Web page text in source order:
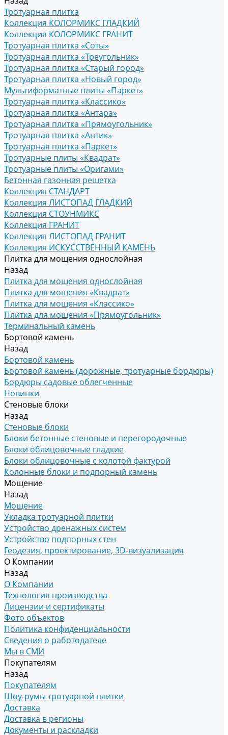
Тротуарная плитка
Коллекция КОЛОРМИКС ГЛАДКИЙ
Коллекция КОЛОРМИКС ГРАНИТ
Тротуарная плитка «Соты»
Тротуарная плитка «Треугольник»
Тротуарная плитка «Старый город»
Тротуарная плитка «Новый город»
Мультиформатные плиты «Паркет»
Тротуарная плитка «Классико»
Тротуарная плитка «Антара»
Тротуарная плитка «Прямоугольник»
Тротуарная плитка «Антик»
Тротуарная плитка «Паркет»
Тротуарные плиты «Квадрат»
Тротуарные плиты «Оригами»
Бетонная газонная решетка
Коллекция СТАНДАРТ
Коллекция ЛИСТОПАД ГЛАДКИЙ
Коллекция СТОУНМИКС
Коллекция ГРАНИТ
Коллекция ЛИСТОПАД ГРАНИТ
Коллекция ИСКУССТВЕННЫЙ КАМЕНЬ
Плитка для мощения однослойная
Назад
Плитка для мощения однослойная
Плитка для мощения «Квадрат»
Плитка для мощения «Классико»
Плитка для мощения «Прямоугольник»
Терминальный камень
Бортовой камень
Назад
Бортовой камень
Бортовой камень (дорожные, тротуарные бордюры)
Бордюры садовые облегченные
Новинки
Стеновые блоки
Назад
Стеновые блоки
Блоки бетонные стеновые и перегородочные
Блоки облицовочные гладкие
Блоки облицовочные с колотой фактурой
Колонные блоки и подпорный камень
Мощение
Назад
Мощение
Укладка тротуарной плитки
Устройство дренажных систем
Устройство подпорных стен
Геодезия, проектирование, 3D-визуализация
О Компании
Назад
О Компании
Технология производства
Лицензии и сертификаты
Фото объектов
Политика конфиденциальности
Сведения о работодателе
Мы в СМИ
Покупателям
Назад
Покупателям
Шоу-румы тротуарной плитки
Доставка
Доставка в регионы
Документы и раскладки